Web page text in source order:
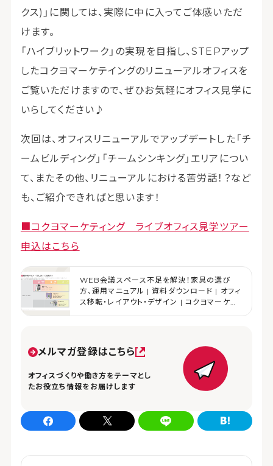
クス)」に関しては、実際に中に入ってご体感いただ
けます。
「ハイブリットワーク」の実現を目指し、STEPアップ
したコクヨマーケテイングのリニューアルオフィスを
ご覧いただけますので、ぜひお気軽にオフィス見学に
いらしてください♪
次回は、オフィスリニューアルでアップデートした「チ
ームビルディング」「チームシンキング」エリアについ
て、またその他、リニューアルにおける苦労話！？など
も、ご紹介できればと思います！
■コクヨマーケティング ライブオフィス見学ツアー
申込はこちら
WEB会議スペース不足を解決！家具の選び
方、運用マニュアル | 資料ダウンロード | オフィ
ス移転・レイアウト・デザイン | コクヨマーケテ
メルマガ登録はこちら
オフィスづくりや働き方をテーマとし
たお役立ち情報をお届けします